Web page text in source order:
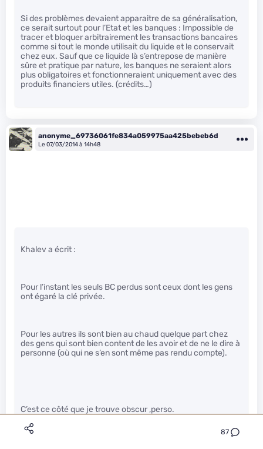
87
Si des problèmes devaient apparaitre de sa généralisation,
ce serait surtout pour l’Etat et les banques : Impossible de
tracer et bloquer arbitrairement les transactions bancaires
comme si tout le monde utilisait du liquide et le conservait
chez eux. Sauf que ce liquide là s’entrepose de manière
sûre et pratique par nature, les banques ne seraient alors
plus obligatoires et fonctionneraient uniquement avec des
produits financiers utiles. (crédits…)
anonyme_69736061fe834a059975aa425bebeb6d
Le 07/03/2014 à 14h48
Khalev a écrit :
Pour l’instant les seuls BC perdus sont ceux dont les gens
ont égaré la clé privée.
Pour les autres ils sont bien au chaud quelque part chez
des gens qui sont bien content de les avoir et de ne le dire à
personne (où qui ne s’en sont même pas rendu compte).
C’est ce côté que je trouve obscur ,perso.
Je ne vois pas l’intérêt , faire de la spéculation ? se dire